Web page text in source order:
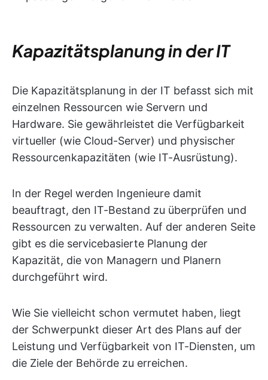
Kapazitätsplanung in der IT
Die Kapazitätsplanung in der IT befasst sich mit
einzelnen Ressourcen wie Servern und
Hardware. Sie gewährleistet die Verfügbarkeit
virtueller (wie Cloud-Server) und physischer
Ressourcenkapazitäten (wie IT-Ausrüstung).
In der Regel werden Ingenieure damit
beauftragt, den IT-Bestand zu überprüfen und
Ressourcen zu verwalten. Auf der anderen Seite
gibt es die servicebasierte Planung der
Kapazität, die von Managern und Planern
durchgeführt wird.
Wie Sie vielleicht schon vermutet haben, liegt
der Schwerpunkt dieser Art des Plans auf der
Leistung und Verfügbarkeit von IT-Diensten, um
die Ziele der Behörde zu erreichen.